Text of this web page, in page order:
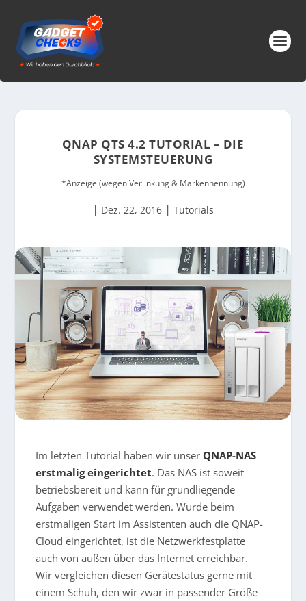
QNAP QTS 4.2 TUTORIAL – DIE
SYSTEMSTEUERUNG
*Anzeige (wegen Verlinkung & Markennennung)
| Dez. 22, 2016 | Tutorials
Im letzten Tutorial haben wir unser QNAP-NAS
erstmalig eingerichtet. Das NAS ist soweit
betriebsbereit und kann für grundliegende
Aufgaben verwendet werden. Wurde beim
erstmaligen Start im Assistenten auch die QNAP-
Cloud eingerichtet, ist die Netzwerkfestplatte
auch von außen über das Internet erreichbar.
Wir vergleichen diesen Gerätestatus gerne mit
einem Schuh, den wir zwar in passender Größe